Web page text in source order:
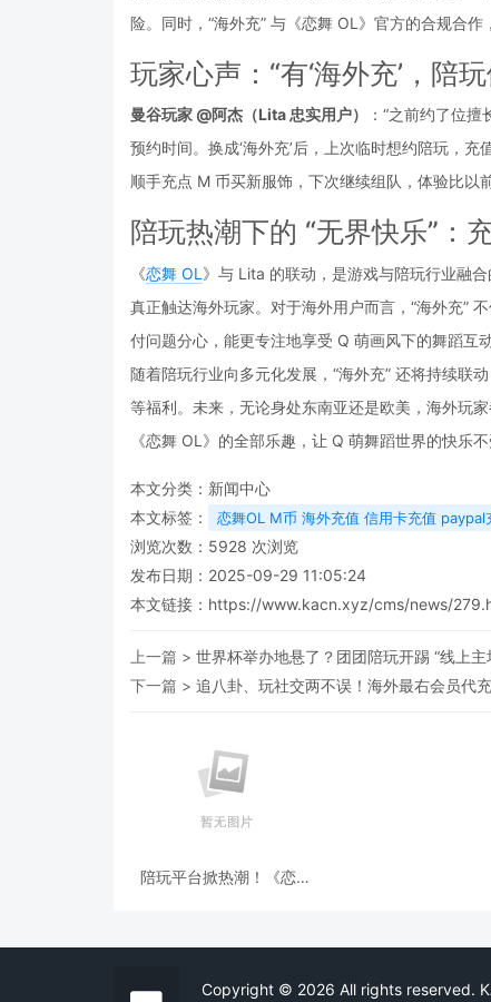
险。同时，“海外充” 与《恋舞 OL》官方的合规合
玩家心声：“有‘海外充’，陪
曼谷玩家 @阿杰（Lita 忠实用户）
：“之前约了位
预约时间。换成‘海外充’后，上次临时想约陪玩，
顺手充点 M 币买新服饰，下次继续组队，体验比以
陪玩热潮下的 “无界快乐”：
《恋舞 OL 》与 Lita 的联动，是游戏与陪玩行业融
真正触达海外玩家。对于海外用户而言，“海外充”
付问题分心，能更专注地享受 Q 萌画风下的舞蹈互
随着陪玩行业向多元化发展，“海外充” 还将持续联
等福利。未来，无论身处东南亚还是欧美，海外玩
《恋舞 OL》的全部乐趣，让 Q 萌舞蹈世界的快乐不
本文分类： 新闻中心
本文标签：
恋舞OL M币 海外充值 信用卡充值 paypal
浏览次数： 5928 次浏览
发布日期：2025-09-29 11:05:24
本文链接： https://www.kacn.xyz/cms/news/
上一篇 > 世界杯举办地悬了？团团陪玩开踢 “线上
下一篇 > 追八卦、玩社交两不误！海外最右会员代
陪玩平台掀热潮！《恋舞
Copyright © 2026 All rights reserved.